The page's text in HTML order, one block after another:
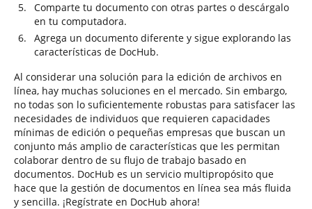
Comparte tu documento con otras partes o descárgalo
en tu computadora.
Agrega un documento diferente y sigue explorando las
características de DocHub.
Al considerar una solución para la edición de archivos en
línea, hay muchas soluciones en el mercado. Sin embargo,
no todas son lo suficientemente robustas para satisfacer las
necesidades de individuos que requieren capacidades
mínimas de edición o pequeñas empresas que buscan un
conjunto más amplio de características que les permitan
colaborar dentro de su flujo de trabajo basado en
documentos. DocHub es un servicio multipropósito que
hace que la gestión de documentos en línea sea más fluida
y sencilla. ¡Regístrate en DocHub ahora!